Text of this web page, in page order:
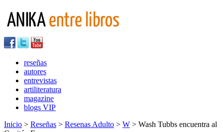
reseñas
autores
entrevistas
artiliteratura
magazine
blogs VIP
Inicio > Reseñas > Resenas Adulto > W > Wash Tubbs encuentra al